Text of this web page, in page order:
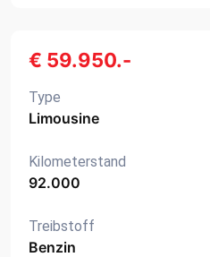
€ 59.950.-
Type
Limousine
Kilometerstand
92.000
Treibstoff
Benzin